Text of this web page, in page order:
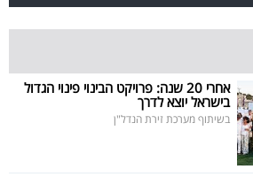
אחרי 20 שנה: פרויקט הבינוי פינוי הגדול
בישראל יוצא לדרך
בשיתוף מערכת זירת הנדל"ן